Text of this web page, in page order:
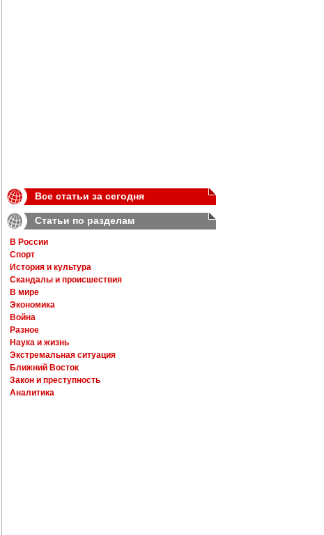
Все статьи за сегодня
Статьи по разделам
В России
Спорт
История и культура
Скандалы и происшествия
В мире
Экономика
Война
Разное
Наука и жизнь
Экстремальная ситуация
Ближний Восток
Закон и преступность
Аналитика